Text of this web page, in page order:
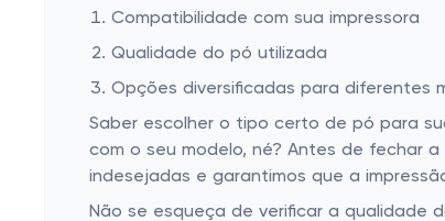
Compatibilidade com sua impressora
Qualidade do pó utilizada
Opções diversificadas para diferentes
Saber escolher o tipo certo de pó para
com o seu modelo, né? Antes de fechar
indesejadas e garantimos que a
Não se esqueça de verificar a qualidade